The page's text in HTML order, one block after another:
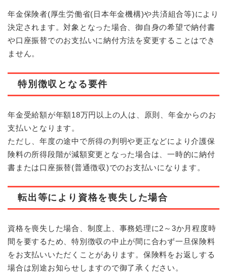
年金保険者(厚生労働省(日本年金機構)や共済組合等)により
決定されます。対象となった場合、御自身の希望で納付書
や口座振替でのお支払いに納付方法を変更することはでき
ません。
特別徴収となる要件
年金受給額が年額18万円以上の人は、原則、年金からのお
支払いとなります。
ただし、年度の途中で所得の判明や更正などにより介護保
険料の所得段階が減額変更となった場合は、一時的に納付
書または口座振替(普通徴収)でのお支払いになります。
転出等により資格を喪失した場合
資格を喪失した場合、制度上、事務処理に2～3か月程度時
間を要するため、特別徴収の中止が間に合わず一旦保険料
をお支払いいただくことがあります。保険料をお返しする
場合は別途お知らせしますので御了承ください。